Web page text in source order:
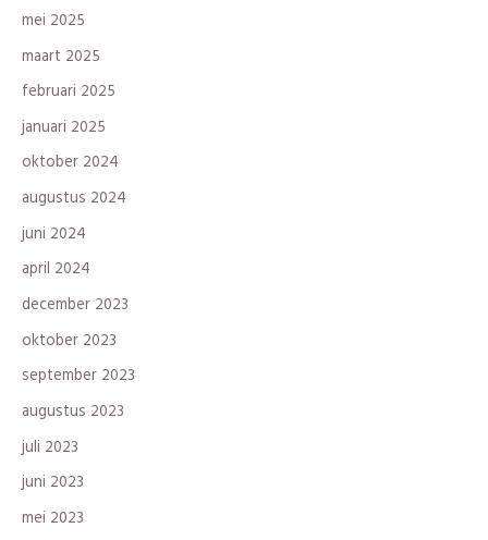
mei 2025
maart 2025
februari 2025
januari 2025
oktober 2024
augustus 2024
juni 2024
april 2024
december 2023
oktober 2023
september 2023
augustus 2023
juli 2023
juni 2023
mei 2023